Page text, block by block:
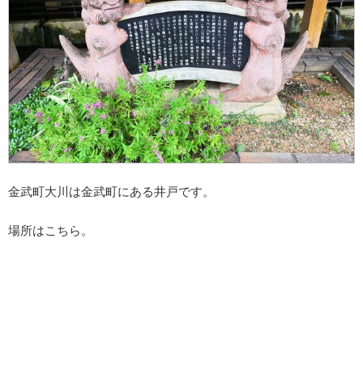
金武町大川は金武町にある井戸です。
場所はこちら。